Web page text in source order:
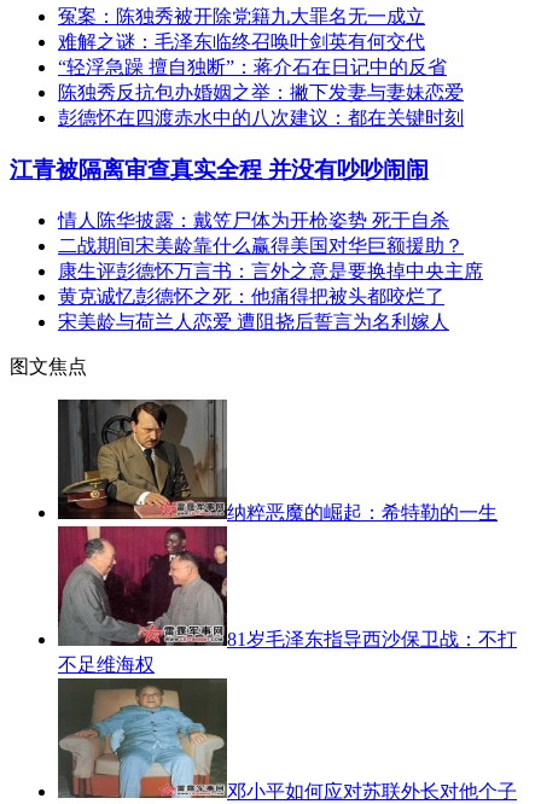
冤案：陈独秀被开除党籍九大罪名无一成立
难解之谜：毛泽东临终召唤叶剑英有何交代
“轻浮急躁 擅自独断”：蒋介石在日记中的反省
陈独秀反抗包办婚姻之举：撇下发妻与妻妹恋爱
彭德怀在四渡赤水中的八次建议：都在关键时刻
江青被隔离审查真实全程 并没有吵吵闹闹
情人陈华披露：戴笠尸体为开枪姿势 死于自杀
二战期间宋美龄靠什么赢得美国对华巨额援助？
康生评彭德怀万言书：言外之意是要换掉中央主席
黄克诚忆彭德怀之死：他痛得把被头都咬烂了
宋美龄与荷兰人恋爱 遭阻挠后誓言为名利嫁人
图文焦点
纳粹恶魔的崛起：希特勒的一生
81岁毛泽东指导西沙保卫战：不打
不足维海权
邓小平如何应对苏联外长对他个子